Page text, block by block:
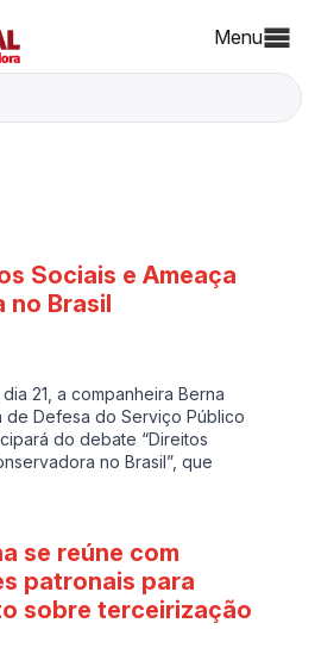
Menu
Sociais e Ameaça
no Brasil
21, a companheira Berna
de Defesa do Serviço Público
do debate “Direitos
no Brasil”, que
se reúne com
patronais para
sobre terceirização